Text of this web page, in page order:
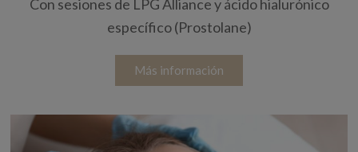
Con sesiones de LPG Alliance y ácido hialurónico
específico (Prostolane)
Más información